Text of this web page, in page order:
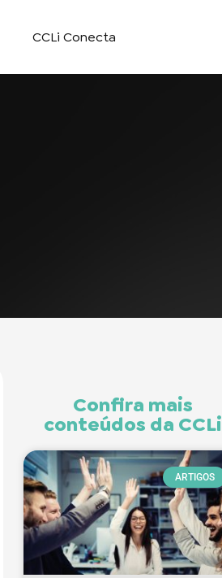
CCLi Conecta
Confira mais
conteúdos da CCLi
ARTIGOS